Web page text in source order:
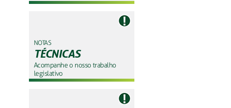
NOTAS
TÉCNICAS
Acompanhe o nosso trabalho
legislativo